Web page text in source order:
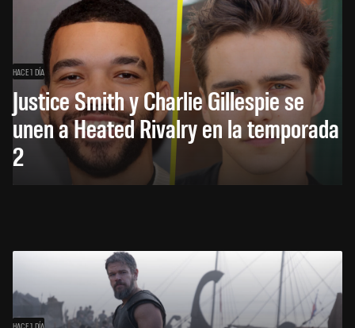
HACE 1 DÍA
Justice Smith y Charlie Gillespie se
unen a Heated Rivalry en la temporada
2
HACE 1 DÍA